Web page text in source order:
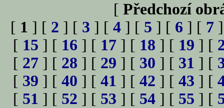
[ Předchozí
[ 1 ] [ 2 ] [ 3 ] [ 4 ] [ 5 ] [ 6 ] [ 7
[ 15 ] [ 16 ] [ 17 ] [ 18 ] [ 19 ] [
[ 27 ] [ 28 ] [ 29 ] [ 30 ] [ 31 ] [
[ 39 ] [ 40 ] [ 41 ] [ 42 ] [ 43 ] [
[ 51 ] [ 52 ] [ 53 ] [ 54 ] [ 55 ] [